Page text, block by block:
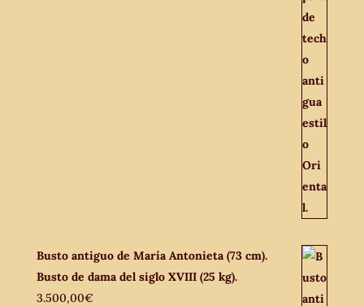
Busto antiguo de María Antonieta (73 cm).
Busto de dama del siglo XVIII (25 kg).
3.500,00€